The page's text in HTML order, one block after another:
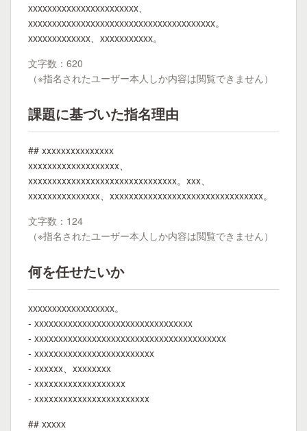
xxxxxxxxxxxxxxxxxxxxxxx、
xxxxxxxxxxxxxxxxxxxxxxxxxxxxxxxxxxxxxxx。
xxxxxxxxxxxxx、xxxxxxxxxxx。
文字数：620
（※指名されたユーザー本人しか内容は閲覧できません）
課題に基づいた指名理由
## xxxxxxxxxxxxxxx
xxxxxxxxxxxxxxxxxxx、
xxxxxxxxxxxxxxxxxxxxxxxxxxxxxxx。xxx、
xxxxxxxxxxxxxxx、xxxxxxxxxxxxxxxxxxxxxxxxxxxxxxxx。
文字数：124
（※指名されたユーザー本人しか内容は閲覧できません）
何を任せたいか
xxxxxxxxxxxxxxxxxx。
- xxxxxxxxxxxxxxxxxxxxxxxxxxxxxxxxx
- xxxxxxxxxxxxxxxxxxxxxxxxxxxxxxxxxxxxxxxx
- xxxxxxxxxxxxxxxxxxxxxxxxx
- xxxxxx、xxxxxxxx
- xxxxxxxxxxxxxxxxxxx
- xxxxxxxxxxxxxxxxxxxxxxxx
## xxxxx